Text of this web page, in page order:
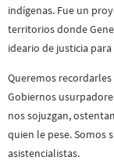
indígenas. Fue un
territorios donde
ideario de justicia
Queremos
Gobiernos
nos sojuzgan,
quien le pese. Somos
asistencialistas.